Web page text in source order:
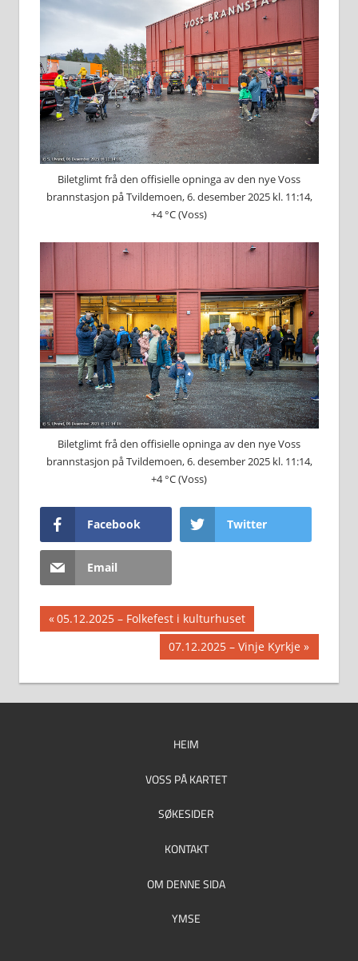
Biletglimt frå den offisielle opninga av den nye Voss
brannstasjon på Tvildemoen, 6. desember 2025 kl. 11:14,
+4 °C (Voss)
Biletglimt frå den offisielle opninga av den nye Voss
brannstasjon på Tvildemoen, 6. desember 2025 kl. 11:14,
+4 °C (Voss)
Facebook Twitter
Email
Innleggsnavigasjon
Previous
Post:
05.12.2025 – Folkefest i kulturhuset
Next
07.12.2025 – Vinje Kyrkje
HEIM
VOSS PÅ KARTET
SØKESIDER
KONTAKT
OM DENNE SIDA
YMSE